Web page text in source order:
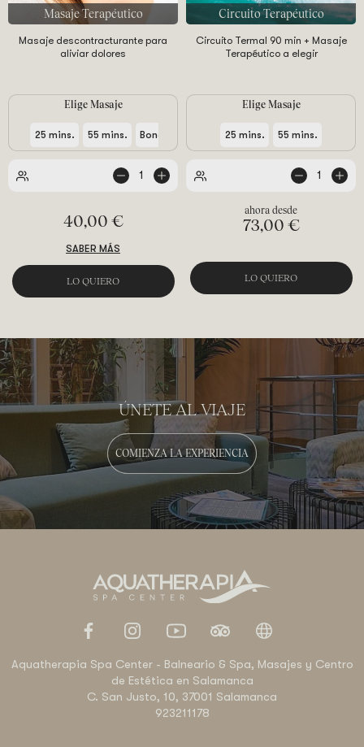
Masaje Terapéutico
Masaje descontracturante para
aliviar dolores
Elige Masaje
25 mins. 55 mins. Bono 5+1 de 25 mins. +
1
40,00 €
SABER MÁS
LO QUIERO
Circuito Terapéutico
Circuito Termal 90 min + Masaje
Terapéutico a elegir
Elige Masaje
25 mins. 55 mins.
personas
1
73,00 €
LO QUIERO
ÚNETE AL VIAJE
COMIENZA LA EXPERIENCIA
Aquatherapia Spa Center - Balneario & Spa, Masajes y Centro
de Estética en Salamanca
C. San Justo, 10, 37001 Salamanca
923211178